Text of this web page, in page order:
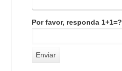
Por favor, responda 1+1=?